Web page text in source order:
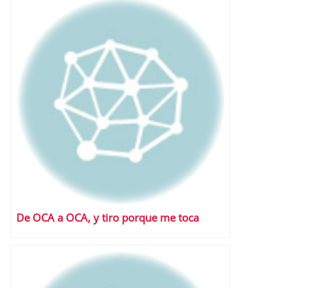
De OCA a OCA, y tiro porque me toca